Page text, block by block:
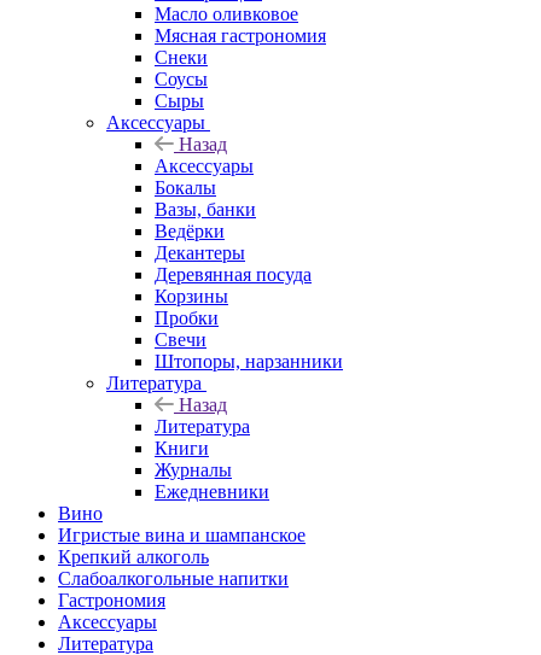
Масло оливковое
Мясная гастрономия
Снеки
Соусы
Сыры
Аксессуары
Назад
Аксессуары
Бокалы
Вазы, банки
Ведёрки
Декантеры
Деревянная посуда
Корзины
Пробки
Свечи
Штопоры, нарзанники
Литература
Назад
Литература
Книги
Журналы
Ежедневники
Вино
Игристые вина и шампанское
Крепкий алкоголь
Слабоалкогольные напитки
Гастрономия
Аксессуары
Литература